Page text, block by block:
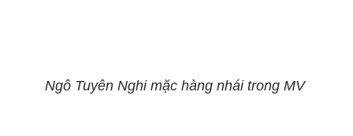
Ngô Tuyên Nghi mặc hàng nhái trong MV